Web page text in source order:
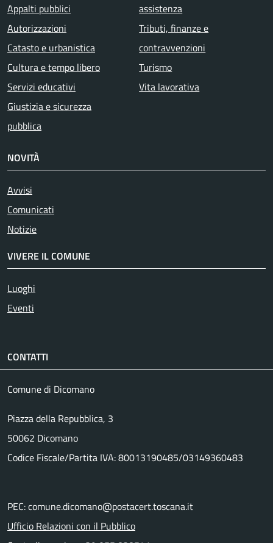
Appalti pubblici
Autorizzazioni
Catasto e urbanistica
Cultura e tempo libero
Servizi educativi
Giustizia e sicurezza
pubblica
assistenza
Tributi, finanze e
contravvenzioni
Turismo
Vita lavorativa
NOVITÀ
Avvisi
Comunicati
Notizie
VIVERE IL COMUNE
Luoghi
Eventi
CONTATTI
Comune di Dicomano
Piazza della Repubblica, 3
50062 Dicomano
Codice Fiscale/Partita IVA: 80013190485/03149360483
PEC: comune.dicomano@postacert.toscana.it
Ufficio Relazioni con il Pubblico